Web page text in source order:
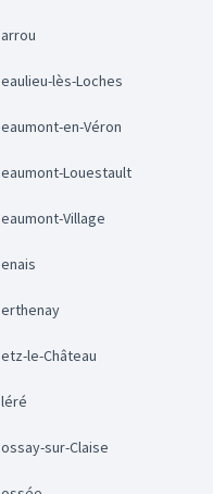
Barrou
Beaulieu-lès-Loches
Beaumont-en-Véron
Beaumont-Louestault
Beaumont-Village
Benais
Berthenay
Betz-le-Château
Bléré
Bossay-sur-Claise